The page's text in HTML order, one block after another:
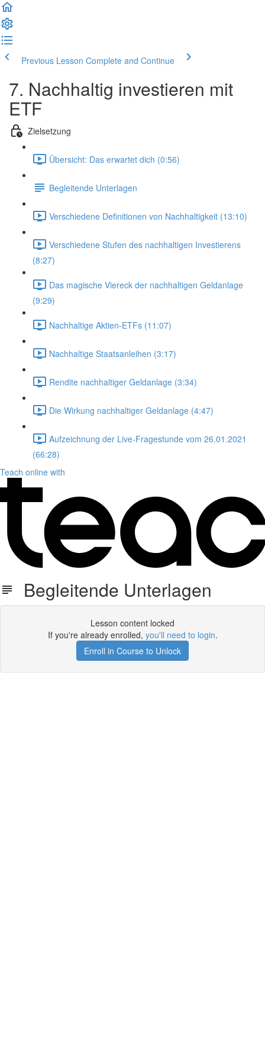
Previous Lesson Complete and Continue
7. Nachhaltig investieren mit
ETF
Zielsetzung
Übersicht: Das erwartet dich (0:56)
Begleitende Unterlagen
Verschiedene Definitionen von Nachhaltigkeit (13:10)
Verschiedene Stufen des nachhaltigen Investierens
(8:27)
Das magische Viereck der nachhaltigen Geldanlage
(9:29)
Nachhaltige Aktien-ETFs (11:07)
Nachhaltige Staatsanleihen (3:17)
Rendite nachhaltiger Geldanlage (3:34)
Die Wirkung nachhaltiger Geldanlage (4:47)
Aufzeichnung der Live-Fragestunde vom 26.01.2021
(66:28)
Teach online with
Begleitende Unterlagen
Lesson content locked
If you're already enrolled, you'll need to login.
Enroll in Course to Unlock